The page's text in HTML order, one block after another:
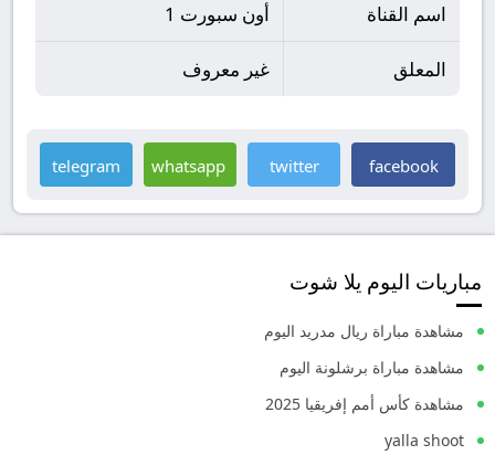
اسم القناة أون سبورت 1
المعلق غير معروف
facebook
twitter
whatsapp
telegram
مباريات اليوم يلا شوت
مشاهدة مباراة ريال مدريد اليوم
مشاهدة مباراة برشلونة اليوم
مشاهدة كأس أمم إفريقيا 2025
yalla shoot